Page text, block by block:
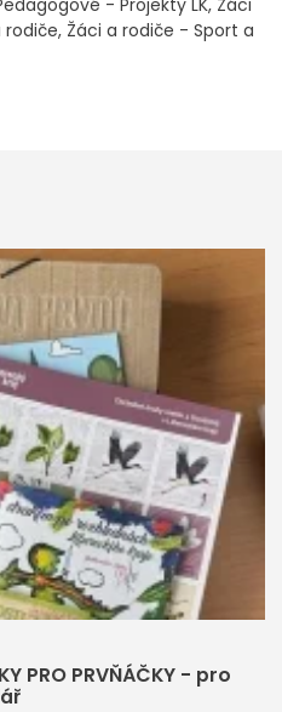
- Projekty LK Žáci
rodiče Žáci a rodiče - Sport a
PRO PRVŇÁČKY - pro